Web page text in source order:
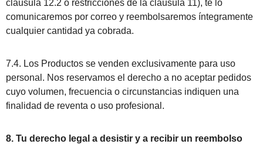
cláusula 12.2 o restricciones de la cláusula 11), te lo
comunicaremos por correo y reembolsaremos íntegramente
cualquier cantidad ya cobrada.
7.4. Los Productos se venden exclusivamente para uso
personal. Nos reservamos el derecho a no aceptar pedidos
cuyo volumen, frecuencia o circunstancias indiquen una
finalidad de reventa o uso profesional.
8. Tu derecho legal a desistir y a recibir un reembolso